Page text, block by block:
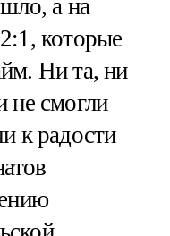
а на
которые
Ни та, ни
не смогли
к радости